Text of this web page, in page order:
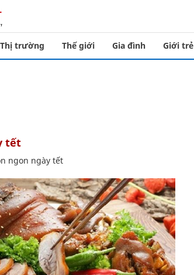
Thị trường Thế giới Gia đình Giới trẻ
tết
ngon ngày tết